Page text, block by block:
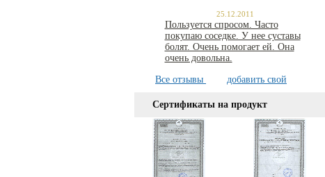
25.12.2011
Пользуется спросом. Часто
покупаю соседке. У нее суставы
болят. Очень помогает ей. Она
очень довольна.
Все отзывы добавить свой
Сертификаты на продукт